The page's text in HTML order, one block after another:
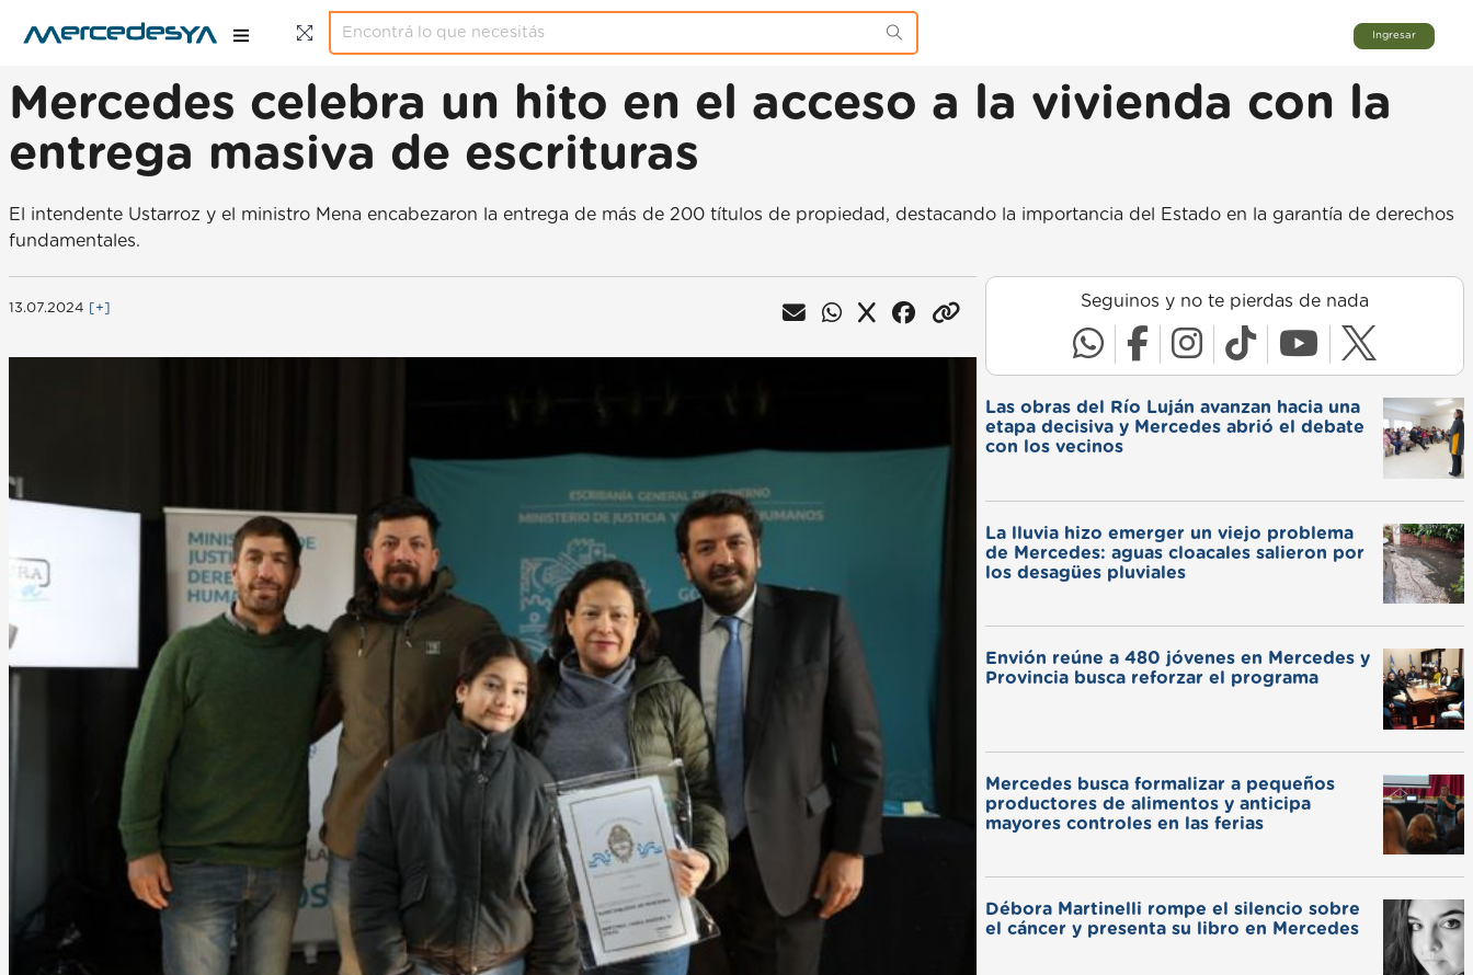
Ingresar
Mercedes celebra un hito en el acceso a la vivienda con la
entrega masiva de escrituras
El intendente Ustarroz y el ministro Mena encabezaron la entrega de más de 200 títulos de propiedad, destacando la importancia del Estado en la garantía de derechos
fundamentales.
13.07.2024 [+] Seguinos y no te pierdas de nada
Las obras del Río Luján avanzan hacia una
etapa decisiva y Mercedes abrió el debate
con los vecinos
La lluvia hizo emerger un viejo problema
de Mercedes: aguas cloacales salieron por
los desagües pluviales
Envión reúne a 480 jóvenes en Mercedes y
Provincia busca reforzar el programa
Mercedes busca formalizar a pequeños
productores de alimentos y anticipa
mayores controles en las ferias
Débora Martinelli rompe el silencio sobre
el cáncer y presenta su libro en Mercedes